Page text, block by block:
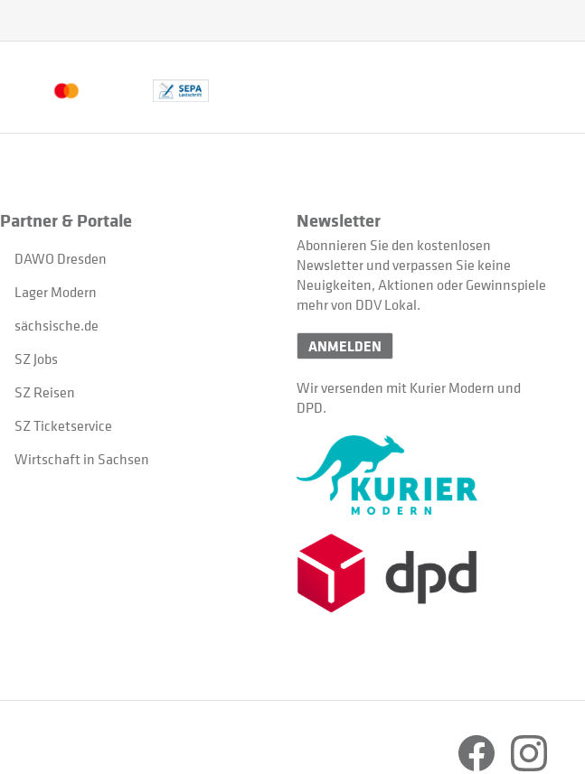
Partner & Portale
DAWO Dresden
Lager Modern
sächsische.de
SZ Jobs
SZ Reisen
SZ Ticketservice
Wirtschaft in Sachsen
Newsletter
Abonnieren Sie den kostenlosen
Newsletter und verpassen Sie keine
Neuigkeiten, Aktionen oder Gewinnspiele
mehr von DDV Lokal.
ANMELDEN
Wir versenden mit Kurier Modern und
DPD.